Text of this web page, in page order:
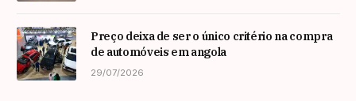
Preço deixa de ser o único critério na compra
de automóveis em angola
29/07/2026